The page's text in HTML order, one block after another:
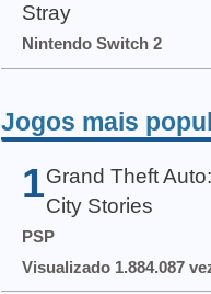
Stray
Nintendo Switch 2
Jogos mais
1 Grand Theft
City Stories
PSP
Visualizado 1.884.087